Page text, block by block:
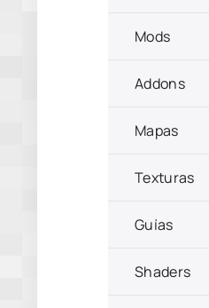
Mods
Addons
Mapas
Texturas
Guías
Shaders